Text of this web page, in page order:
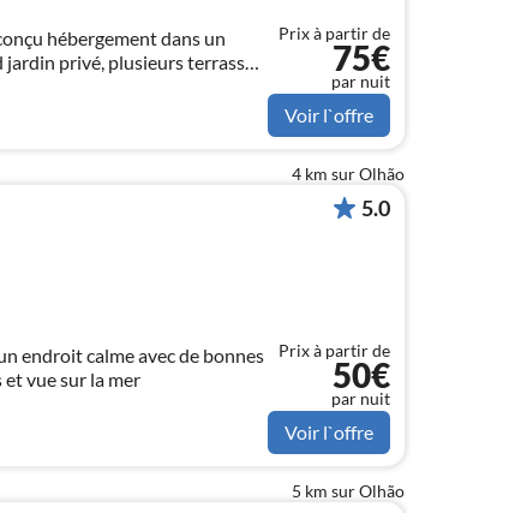
hébergement dans un
privé, plusieurs terrasses
Prix à partir de
75€
par nuit
Voir l`offre
4 km sur Olhão
endroit calme avec de bonnes
vue sur la mer
5.0
Prix à partir de
50€
par nuit
Voir l`offre
5 km sur Olhão